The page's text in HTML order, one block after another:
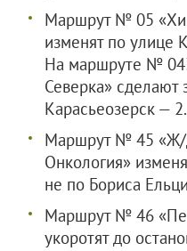
Маршрут № 05
изменят по улице
На маршруте №
Северка» сделают
Карасьеозерск — 2.
Маршрут № 45
Онкология»
не по Бориса
Маршрут № 46
укоротят до